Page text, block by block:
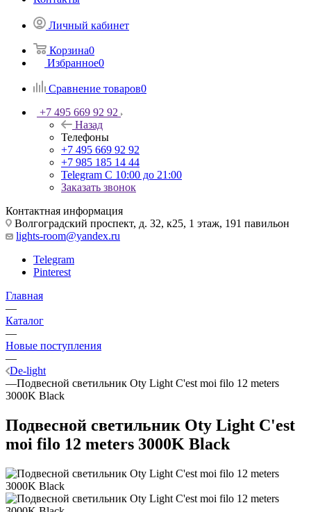
Личный кабинет
Корзина0
Избранное0
Сравнение товаров0
+7 495 669 92 92
Назад
Телефоны
+7 495 669 92 92
+7 985 185 14 44
Telegram С 10:00 до 21:00
Заказать звонок
Контактная информация
Волгоградский проспект, д. 32, к25, 1 этаж, 191 павильон
lights-room@yandex.ru
Telegram
Pinterest
Главная
—
Каталог
—
Новые поступления
—
De-light
—Подвесной светильник Oty Light C'est moi filo 12 meters
3000K Black
Подвесной светильник Oty Light C'est
moi filo 12 meters 3000K Black